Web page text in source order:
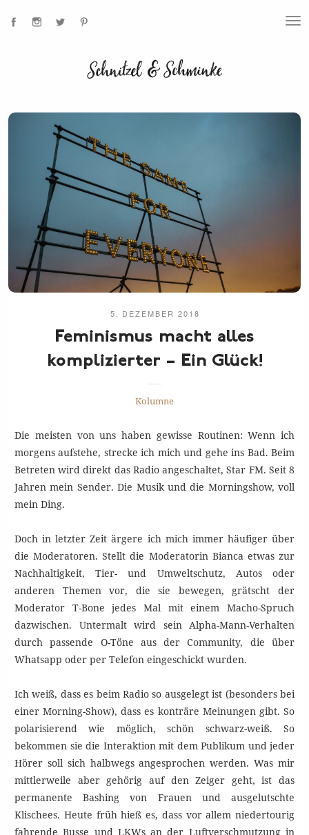
T
5. DEZEMBER 2018
Feminismus macht alles
komplizierter – Ein Glück!
Kolumne
Die meisten von uns haben gewisse Routinen: Wenn ich
morgens aufstehe, strecke ich mich und gehe ins Bad. Beim
Betreten wird direkt das Radio angeschaltet, Star FM. Seit 8
Jahren mein Sender. Die Musik und die Morningshow, voll
mein Ding.
Doch in letzter Zeit ärgere ich mich immer häufiger über
die Moderatoren. Stellt die Moderatorin Bianca etwas zur
Nachhaltigkeit, Tier- und Umweltschutz, Autos oder
anderen Themen vor, die sie bewegen, grätscht der
Moderator T-Bone jedes Mal mit einem Macho-Spruch
dazwischen. Untermalt wird sein Alpha-Mann-Verhalten
durch passende O-Töne aus der Community, die über
Whatsapp oder per Telefon eingeschickt wurden.
Ich weiß, dass es beim Radio so ausgelegt ist (besonders bei
einer Morning-Show), dass es konträre Meinungen gibt. So
polarisierend wie möglich, schön schwarz-weiß. So
bekommen sie die Interaktion mit dem Publikum und jeder
Hörer soll sich halbwegs angesprochen werden. Was mir
mittlerweile aber gehörig auf den Zeiger geht, ist das
permanente Bashing von Frauen und ausgelutschte
Klischees. Heute früh hieß es, dass vor allem niedertourig
fahrende Busse und LKWs an der Luftverschmutzung in